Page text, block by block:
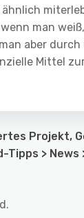
man
aber
Mittel
Projekt,
Tipps > News